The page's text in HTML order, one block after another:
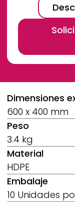
Dimensiones
600 x 400 mm
Peso
3.4 kg
Material
HDPE
Embalaje
10 Unidades